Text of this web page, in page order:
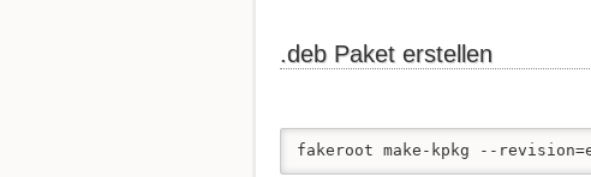
.deb Paket erstellen
fakeroot make-kpkg --